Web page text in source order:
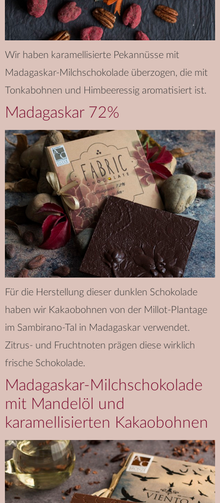
Wir haben karamellisierte Pekannüsse mit
Madagaskar-Milchschokolade überzogen, die mit
Tonkabohnen und Himbeeressig aromatisiert ist.
Madagaskar 72%
Für die Herstellung dieser dunklen Schokolade
haben wir Kakaobohnen von der Millot-Plantage
im Sambirano-Tal in Madagaskar verwendet.
Zitrus- und Fruchtnoten prägen diese wirklich
frische Schokolade.
Madagaskar-Milchschokolade
mit Mandelöl und
karamellisierten Kakaobohnen